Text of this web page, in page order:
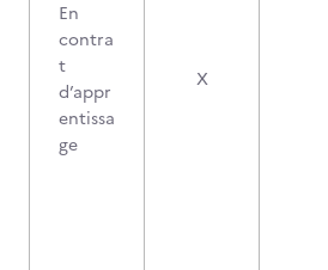
En
contra
t
d’appr
entissa
ge
X